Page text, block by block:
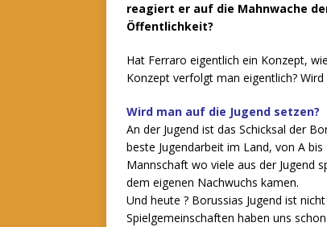
reagiert er auf die Mahnwache
Öffentlichkeit?
Hat Ferraro eigentlich ein Konzept,
Konzept verfolgt man eigentlich?
Wird man auf die Jugend setzen?
An der Jugend ist das Schicksal der
beste Jugendarbeit im Land, von A
Mannschaft wo viele aus der Jugend
dem eigenen Nachwuchs kamen.
Und heute ? Borussias Jugend ist
Spielgemeinschaften haben uns